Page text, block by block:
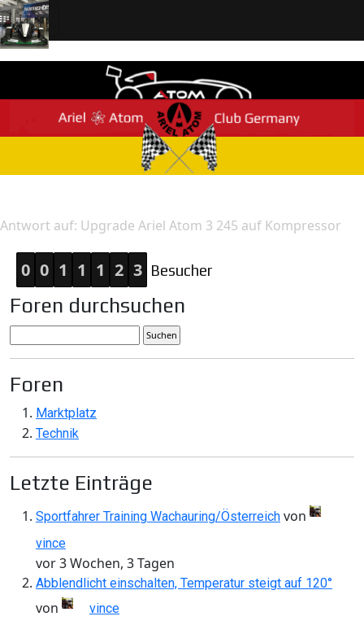
Antwort auf: Upgrade Ariel Atom 3 245 auf Kompressor
0 0 1 1 1 2 3 Besucher
Foren durchsuchen
Foren
Marktplatz
Technik
Letzte Einträge
Sportfahrer Training Wachauring/Österreich von
vince
vor 3 Wochen, 3 Tagen
Abblendlicht einschalten, Temperatur steigt auf 120°
von vince